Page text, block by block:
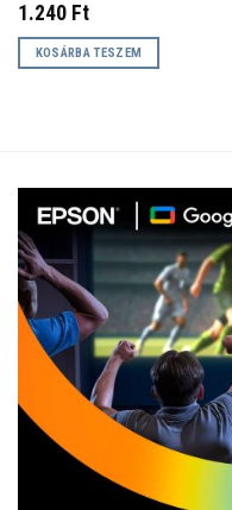
1.240 Ft
KOSÁRBA TESZEM